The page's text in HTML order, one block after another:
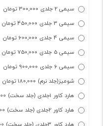
سیمی 2 جلدی 300,000 تومان
سیمی 3 جلدی 450,000 تومان
سیمی 4 جلدی 600,000 تومان
سیمی 5 جلدی 750,000 تومان
سیمی 6 جلدی 900,000 تومان
شومیز(جلد نرم) 180,000 تومان
هارد کاور 1جلدی (جلد سخت) 300,000 تومان
هارد کاور 2جلدی (جلد سخت) 600,000 تومان